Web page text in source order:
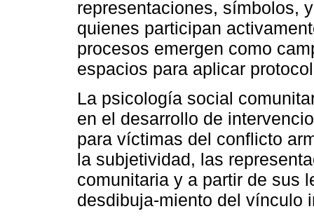
representaciones, símbolos,
quienes participan
procesos emergen como
espacios para aplicar
La psicología social
en el desarrollo de
para víctimas del conflicto
la subjetividad, las
comunitaria y a partir de sus
desdibuja-miento del vínculo